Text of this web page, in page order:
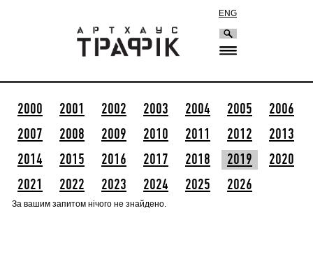
ENG
2000 2001 2002 2003 2004 2005
2006
2007
2008 2009 2010 2011 2012
2013
2014
2015 2016 2017 2018 2019
2020
2021
2022 2023 2024 2025 2026
За вашим запитом нічого не знайдено.